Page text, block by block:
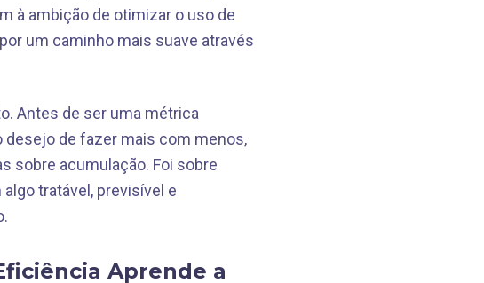
à ambição de otimizar o uso de
um caminho mais suave através
Antes de ser uma métrica
de fazer mais com menos,
sobre acumulação. Foi sobre
tratável, previsível e
Aprende a